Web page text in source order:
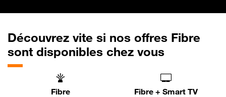
Découvrez vite si nos offres Fibre
sont disponibles chez vous
Fibre Fibre + Smart TV